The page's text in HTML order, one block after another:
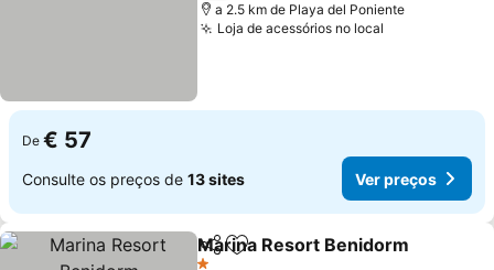
a 2.5 km de Playa del Poniente
Loja de acessórios no local
De € 57
Consulte os preços de 13 sites Ver preços
PartilharAdicionar aos favoritos
Marina Resort Benidorm